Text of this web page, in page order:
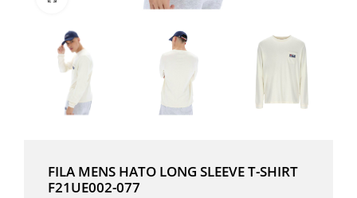
FILA MENS HATO LONG SLEEVE T-SHIRT
F21UE002-077